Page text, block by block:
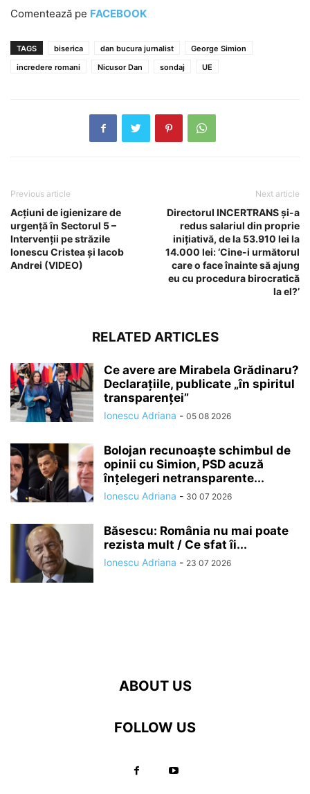
Comentează pe FACEBOOK
TAGS biserica dan bucura jurnalist
George Simion
incredere romani
Nicusor Dan sondaj UE
Previous article
Acțiuni de igienizare de
urgență în Sectorul 5 –
Intervenții pe străzile
Ionescu Cristea și Iacob
Andrei (VIDEO)
Next article
Directorul INCERTRANS și-a
redus salariul din proprie
inițiativă, de la 53.910 lei la
14.000 lei: ‘Cine-i următorul
care o face înainte să ajung
eu cu procedura birocratică
la el?’
RELATED ARTICLES
Ce avere are Mirabela Grădinaru?
Declarațiile, publicate „în spiritul
transparenței”
Ionescu Adriana - 05 08 2026
Bolojan recunoaște schimbul de
opinii cu Simion, PSD acuză
înțelegeri netransparente...
Ionescu Adriana - 30 07 2026
Băsescu: România nu mai poate
rezista mult / Ce sfat îi...
Ionescu Adriana - 23 07 2026
ABOUT US
FOLLOW US